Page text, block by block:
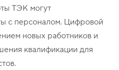
ТЭК могут
с персоналом. Цифровой
новых работников и
квалификации для